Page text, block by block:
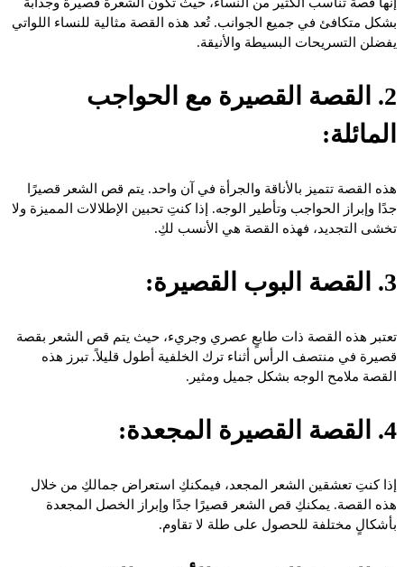
بشكل متكافئ في جميع الجوانب. تُعد هذه القصة مثالية للنساء اللواتي
يفضلن التسريحات البسيطة والأنيقة.
2. القصة القصيرة مع الحواجب
المائلة:
هذه القصة تتميز بالأناقة والجرأة في آن واحد. يتم قص الشعر قصيرًا
جدًا وإبراز الحواجب وتأطير الوجه. إذا كنتِ تحبين الإطلالات المميزة ولا
تخشى التجديد، فهذه القصة هي الأنسب لكِ.
3. القصة البوب القصيرة:
تعتبر هذه القصة ذات طابعٍ عصري وجريء، حيث يتم قص الشعر بقصة
قصيرة في منتصف الرأس أثناء ترك الخلفية أطول قليلاً. تبرز هذه
القصة ملامح الوجه بشكل جميل ومثير.
4. القصة القصيرة المجعدة:
إذا كنتِ تعشقين الشعر المجعد، فيمكنكِ استعراض جمالكِ من خلال
هذه القصة. يمكنكِ قص الشعر قصيرًا جدًا وإبراز الخصل المجعدة
بأشكالٍ مختلفة للحصول على طلة لا تقاوم.